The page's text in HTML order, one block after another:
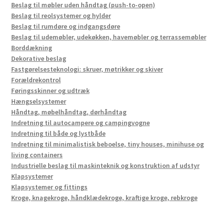
Beslag til møbler uden håndtag (push-to-open)
Beslag til reolsystemer og hylder
Beslag til rumdøre og indgangsdøre
Beslag til udemøbler, udekøkken, havemøbler og terrassemøbler
Borddækning
Dekorative beslag
Fastgørelsesteknologi: skruer, møtrikker og skiver
Forældrekontrol
Føringsskinner og udtræk
Hængselsystemer
Håndtag, møbelhåndtag, dørhåndtag
Indretning til autocampere og campingvogne
Indretning til både og lystbåde
Indretning til minimalistisk beboelse, tiny houses, minihuse og
living containers
Industrielle beslag til maskinteknik og konstruktion af udstyr
Klapsystemer
Klapsystemer og fittings
Kroge, knagekroge, håndklædekroge, kraftige kroge, rebkroge